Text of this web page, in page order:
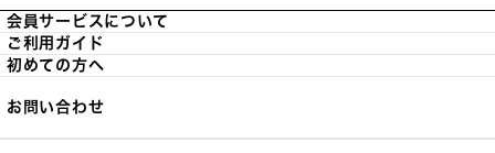
会員サービスについて
ご利用ガイド
初めての方へ
お問い合わせ